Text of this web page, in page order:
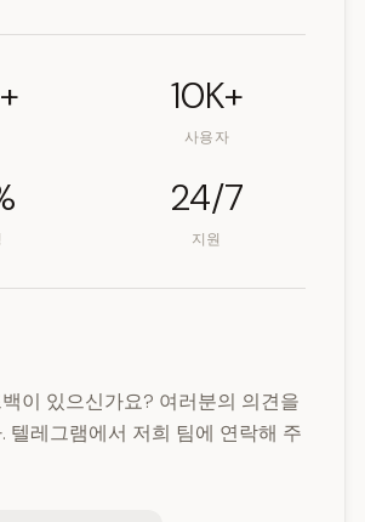
10K+
사용자
24/7
지원
이 있으신가요? 여러분의 의견을
텔레그램에서 저희 팀에 연락해 주